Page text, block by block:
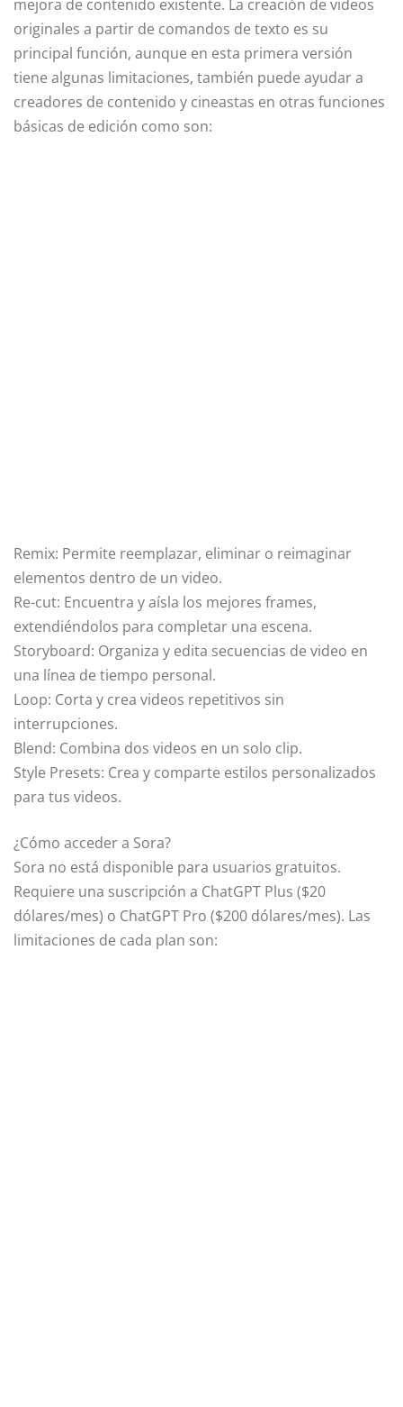
mejora de contenido existente. La creación de videos
originales a partir de comandos de texto es su
principal función, aunque en esta primera versión
tiene algunas limitaciones, también puede ayudar a
creadores de contenido y cineastas en otras funciones
básicas de edición como son:
Remix: Permite reemplazar, eliminar o reimaginar
elementos dentro de un video.
Re-cut: Encuentra y aísla los mejores frames,
extendiéndolos para completar una escena.
Storyboard: Organiza y edita secuencias de video en
una línea de tiempo personal.
Loop: Corta y crea videos repetitivos sin
interrupciones.
Blend: Combina dos videos en un solo clip.
Style Presets: Crea y comparte estilos personalizados
para tus videos.
¿Cómo acceder a Sora?
Sora no está disponible para usuarios gratuitos.
Requiere una suscripción a ChatGPT Plus ($20
dólares/mes) o ChatGPT Pro ($200 dólares/mes). Las
limitaciones de cada plan son: